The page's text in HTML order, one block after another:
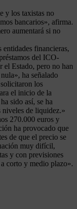
y los taxistas no
bancarios», afirma.
aumentará si no
entidades financieras,
del ICO-
el Estado, pero no han
ha señalado
los
el inicio de la
sido así, se ha
niveles de liquidez.»
270.000 euros y
ha provocado que
de que el precio se
muy difícil,
y con previsiones
corto y medio plazo».